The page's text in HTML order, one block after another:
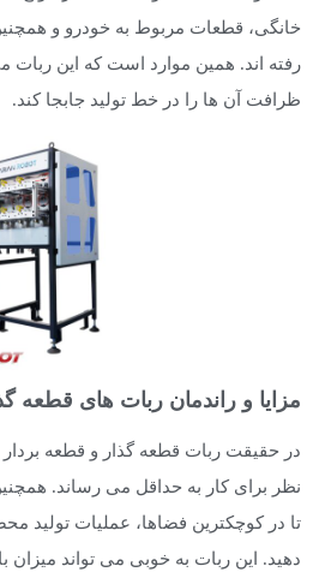
خانگی، قطعات مربوط به خودرو و
رفته اند. همین موارد است که این ربات
ظرافت آن ها را در خط تولید جابجا کند.
مزایا و راندمان ربات های قطعه
در حقیقت ربات قطعه گذار و قطعه بردار
نظر برای کار به حداقل می رساند.
تا در کوچکترین فضاها، عملیات تولید
دهید. این ربات به خوبی می تواند میزان